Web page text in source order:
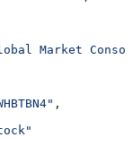
Market
,